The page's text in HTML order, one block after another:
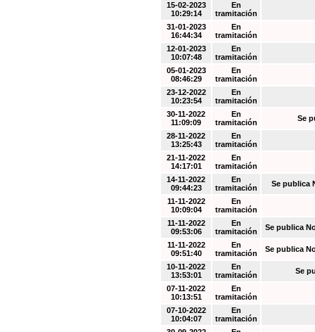
15-02-2023
10:29:14
En
tramitación
31-01-2023
16:44:34
En
tramitación
12-01-2023
10:07:48
En
tramitación
05-01-2023
08:46:29
En
tramitación
23-12-2022
10:23:54
En
tramitación
30-11-2022
11:09:09
En
tramitación
Se
28-11-2022
13:25:43
En
tramitación
21-11-2022
14:17:01
En
tramitación
14-11-2022
09:44:23
En
tramitación
Se publica
11-11-2022
10:09:04
En
tramitación
11-11-2022
09:53:06
En
tramitación
Se publica
11-11-2022
09:51:40
En
tramitación
Se publica
10-11-2022
13:53:01
En
tramitación
Se
07-11-2022
10:13:51
En
tramitación
07-10-2022
10:04:07
En
tramitación